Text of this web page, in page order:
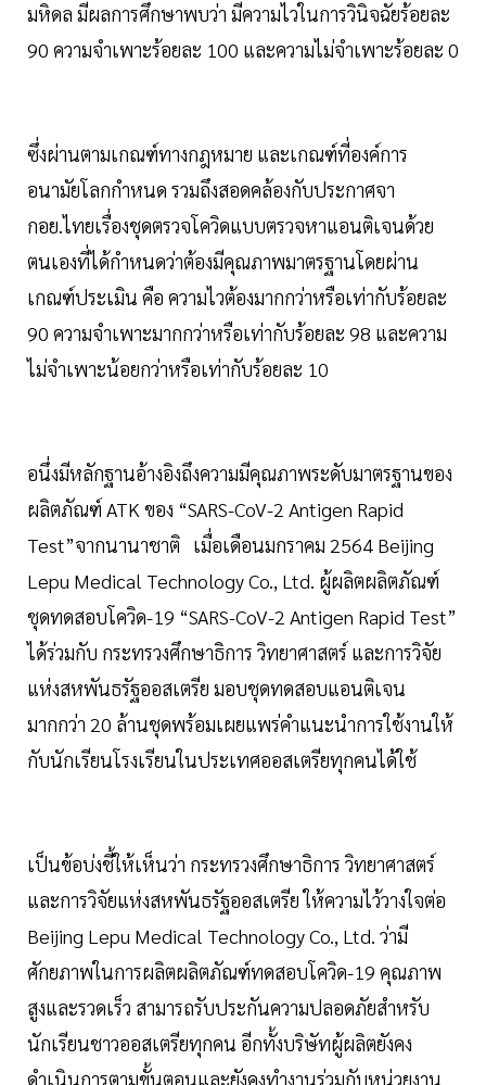
มหิดล มีผลการศึกษาพบว่า มีความไวในการวินิจฉัยร้อยละ
90 ความจำเพาะร้อยละ 100 และความไม่จำเพาะร้อยละ 0
ซึ่งผ่านตามเกณฑ์ทางกฎหมาย และเกณฑ์ที่องค์การ
อนามัยโลกกำหนด รวมถึงสอดคล้องกับประกาศจา
กอย.ไทยเรื่องชุดตรวจโควิดแบบตรวจหาแอนติเจนด้วย
ตนเองที่ได้กำหนดว่าต้องมีคุณภาพมาตรฐานโดยผ่าน
เกณฑ์ประเมิน คือ ความไวต้องมากกว่าหรือเท่ากับร้อยละ
90 ความจำเพาะมากกว่าหรือเท่ากับร้อยละ 98 และความ
ไม่จำเพาะน้อยกว่าหรือเท่ากับร้อยละ 10
อนึ่งมีหลักฐานอ้างอิงถึงความมีคุณภาพระดับมาตรฐานของ
ผลิตภัณฑ์ ATK ของ “SARS-CoV-2 Antigen Rapid
Test”จากนานาชาติ เมื่อเดือนมกราคม 2564 Beijing
Lepu Medical Technology Co., Ltd. ผู้ผลิตผลิตภัณฑ์
ชุดทดสอบโควิด-19 “SARS-CoV-2 Antigen Rapid Test”
ได้ร่วมกับ กระทรวงศึกษาธิการ วิทยาศาสตร์ และการวิจัย
แห่งสหพันธรัฐออสเตรีย มอบชุดทดสอบแอนติเจน
มากกว่า 20 ล้านชุดพร้อมเผยแพร่คำแนะนำการใช้งานให้
กับนักเรียนโรงเรียนในประเทศออสเตรียทุกคนได้ใช้
เป็นข้อบ่งชี้ให้เห็นว่า กระทรวงศึกษาธิการ วิทยาศาสตร์
และการวิจัยแห่งสหพันธรัฐออสเตรีย ให้ความไว้วางใจต่อ
Beijing Lepu Medical Technology Co., Ltd. ว่ามี
ศักยภาพในการผลิตผลิตภัณฑ์ทดสอบโควิด-19 คุณภาพ
สูงและรวดเร็ว สามารถรับประกันความปลอดภัยสำหรับ
นักเรียนชาวออสเตรียทุกคน อีกทั้งบริษัทผู้ผลิตยังคง
ดำเนินการตามขั้นตอนและยังคงทำงานร่วมกับหน่วยงาน